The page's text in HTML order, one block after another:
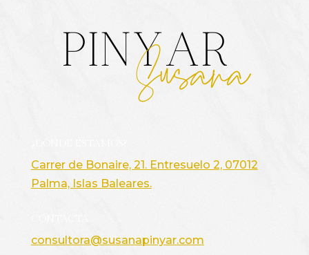
Carrer de Bonaire, 21. Entresuelo 2, 07012
Palma, Islas Baleares.
consultora@susanapinyar.com